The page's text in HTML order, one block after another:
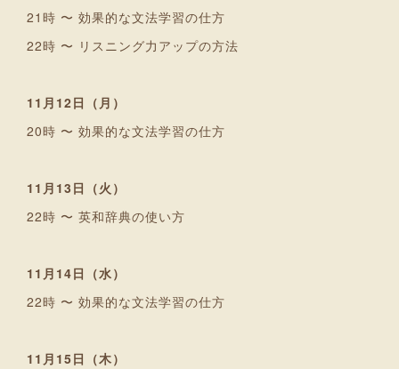
21時 〜 効果的な文法学習の仕方
22時 〜 リスニング力アップの方法
11月12日（月）
20時 〜 効果的な文法学習の仕方
11月13日（火）
22時 〜 英和辞典の使い方
11月14日（水）
22時 〜 効果的な文法学習の仕方
11月15日（木）